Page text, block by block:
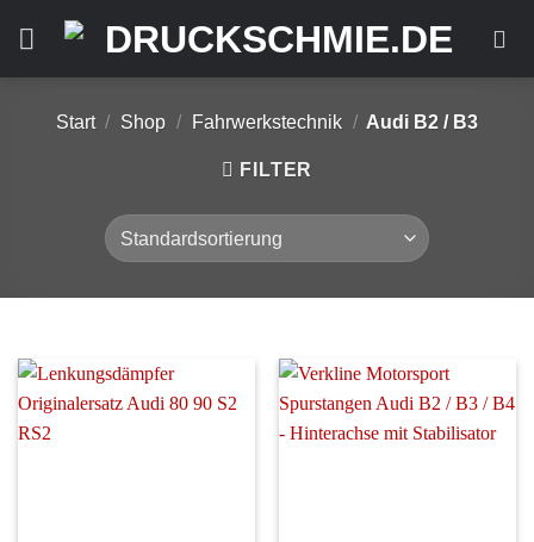
Inhalt
springen
Start / Shop / Fahrwerkstechnik / Audi B2 / B3
FILTER